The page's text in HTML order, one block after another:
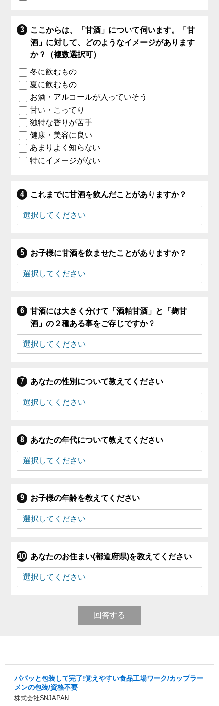
ここからは、「甘酒」について伺います。「甘
酒」に対して、どのようなイメージがあります
か？（複数選択可）
冬に飲むもの
夏に飲むもの
お酒・アルコールが入っていそう
甘い・こってり
独特な香りが苦手
健康・美容に良い
あまりよく知らない
特にイメージがない
これまでに甘酒を飲んだことがありますか？
お子様に甘酒を飲ませたことがありますか？
甘酒には大きく分けて「酒粕甘酒」と「麹甘
酒」の２種ある事をご存じですか？
あなたの性別について教えてください
あなたの年代について教えてください
お子様の年齢を教えてください
あなたのお住まい(都道府県)を教えてください
回答する
パパッと包装して完了!覚えやすい食品工場ワーク/カップラー
メンの包装/資格不要
株式会社SNJAPAN